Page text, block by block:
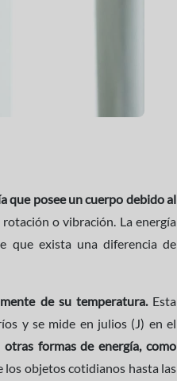
que posee un cuerpo debido al
o vibración. La energía
que exista una diferencia de
de su temperatura.Esta
y se mide en julios (J) en el
formas de energía, como
los objetos cotidianos hasta las